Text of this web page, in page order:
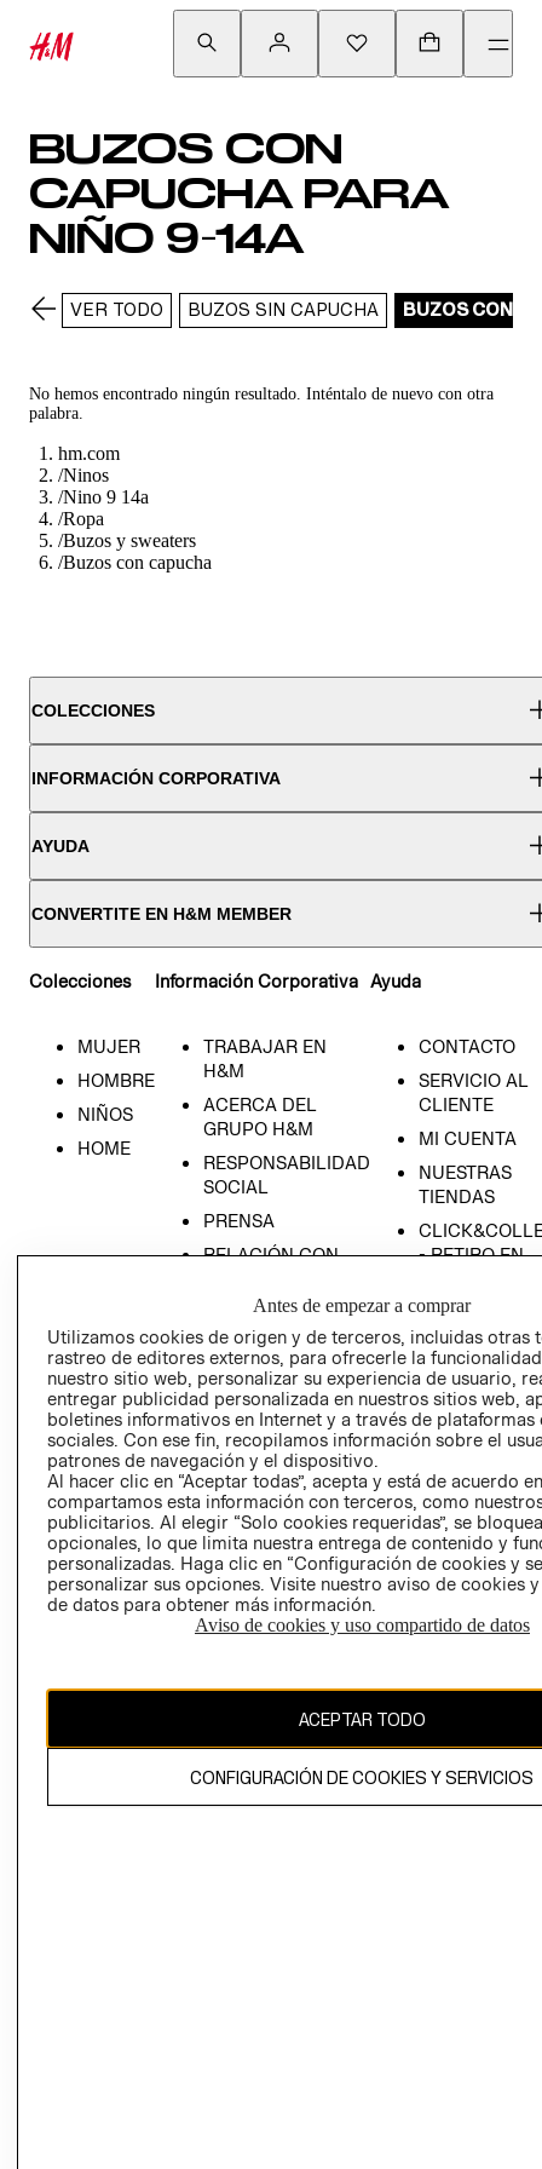
BUZOS CON
CAPUCHA PARA
NIÑO 9-14A
VER TODO BUZOS SIN CAPUCHA BUZOS CON
No hemos encontrado ningún resultado. Inténtalo de nuevo con otra
palabra.
hm.com
/Ninos
/Nino 9 14a
/Ropa
/Buzos y sweaters
/Buzos con capucha
COLECCIONES
INFORMACIÓN CORPORATIVA
AYUDA
CONVERTITE EN H&M MEMBER
Colecciones
MUJER
HOMBRE
NIÑOS
HOME
Información Corporativa
TRABAJAR EN
H&M
ACERCA DEL
GRUPO H&M
RESPONSABILIDAD
SOCIAL
PRENSA
RELACIÓN CON
POLÍTICA
EMPRESARIAL
Ayuda
CONTACTO
SERVICIO AL
CLIENTE
MI CUENTA
NUESTRAS
TIENDAS
- RETIRO EN
TÉRMINOS Y
CONDICIONES
AVISO DE
PRIVACIDAD
GIFT CARD
COOKIES
CAMBIAR REGIÓN
El contenido de esta página web está protegido por copyright y es
Antes de empezar a comprar
Utilizamos cookies de origen y de terceros, incluidas otras
rastreo de editores externos, para ofrecerle la
nuestro sitio web, personalizar su experiencia de usuario,
entregar publicidad personalizada en nuestros sitios web,
boletines informativos en Internet y a través de plataformas
sociales. Con ese fin, recopilamos información sobre el
patrones de navegación y el dispositivo.
Al hacer clic en “Aceptar todas”, acepta y está de acuerdo
compartamos esta información con terceros, como
publicitarios. Al elegir “Solo cookies requeridas”, se
opcionales, lo que limita nuestra entrega de contenido y
personalizadas. Haga clic en “Configuración de cookies y
personalizar sus opciones. Visite nuestro aviso de cookies
de datos para obtener más información.
Aviso de cookies y uso compartido de datos
ACEPTAR TODO
CONFIGURACIÓN DE COOKIES Y SERVICIOS